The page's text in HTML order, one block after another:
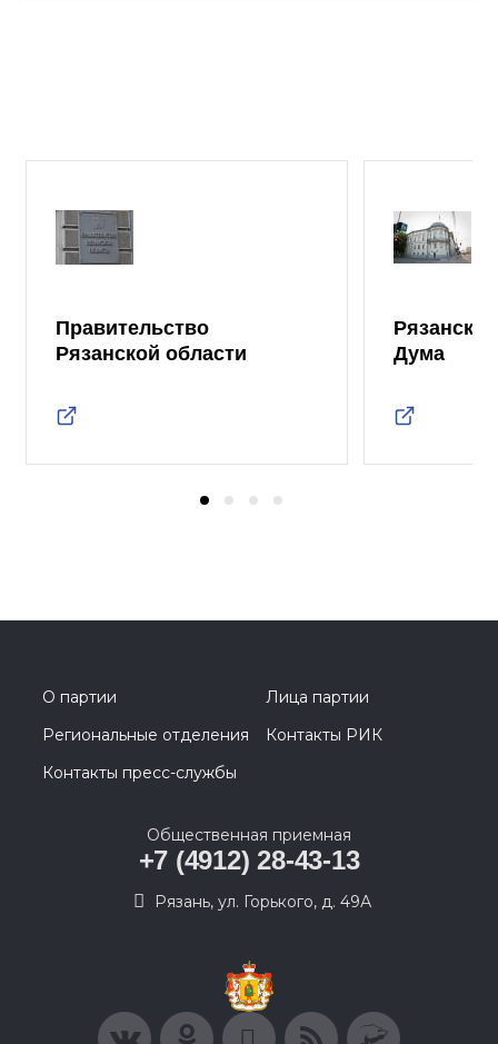
Правительство
Рязанской области
Дума
О партии
Лица партии
Региональные отделения
Контакты РИК
Контакты пресс-службы
Общественная приемная
+7 (4912) 28-43-13
Рязань, ул. Горького, д. 49А